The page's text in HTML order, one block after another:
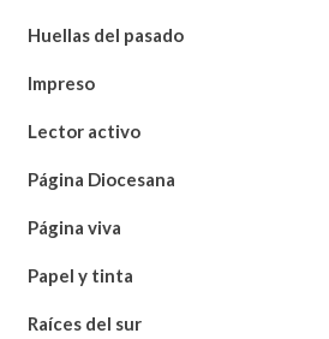
Huellas del pasado
Impreso
Lector activo
Página Diocesana
Página viva
Papel y tinta
Raíces del sur